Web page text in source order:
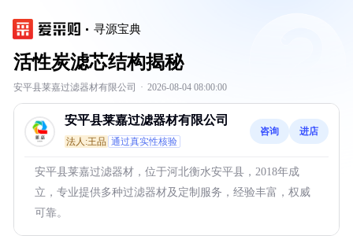
寻源宝典
活性炭滤芯结构揭秘
安平县莱嘉过滤器材有限公司 · 2026-08-04 08:00:00
安平县莱嘉过滤器材有限公司
法人:王品 通过真实性核验
咨询 进店
安平县莱嘉过滤器材，位于河北衡水安平县，2018年成
立，专业提供多种过滤器材及定制服务，经验丰富，权威
可靠。